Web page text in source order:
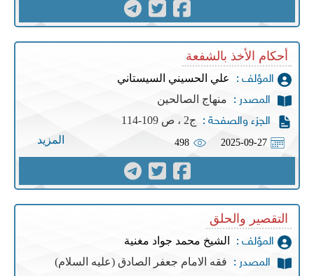
أحكام الأخذ بالشفعة
المؤلف : علي الحسيني السيستاني
المصدر : منهاج الصالحين
الجزء والصفحة : ج2 ، ص 109-114
2025-09-27
498 المزيد
التقصير والحلق
المؤلف : الشيخ محمد جواد مغنية
المصدر : فقه الامام جعفر الصادق (عليه السلام)